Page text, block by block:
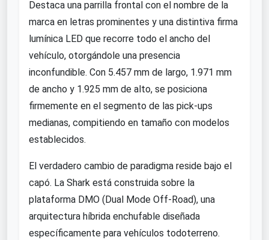
Destaca una parrilla frontal con el nombre de la
marca en letras prominentes y una distintiva firma
lumínica LED que recorre todo el ancho del
vehículo, otorgándole una presencia
inconfundible. Con 5.457 mm de largo, 1.971 mm
de ancho y 1.925 mm de alto, se posiciona
firmemente en el segmento de las pick-ups
medianas, compitiendo en tamaño con modelos
establecidos.
El verdadero cambio de paradigma reside bajo el
capó. La Shark está construida sobre la
plataforma DMO (Dual Mode Off-Road), una
arquitectura híbrida enchufable diseñada
específicamente para vehículos todoterreno.